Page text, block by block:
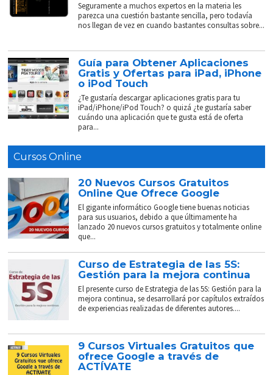
Seguramente a muchos expertos en la materia les
parezca una cuestión bastante sencilla, pero todavía
nos llegan de vez en cuando bastantes consultas sobre...
Guía para Obtener Aplicaciones
Gratis y Ofertas para iPad, iPhone
o iPod Touch
¿Te gustaría descargar aplicaciones gratis para tu
iPad/iPhone/iPod Touch? o quizá ¿te gustaría saber
cuándo una aplicación que te gusta está de oferta
para...
Cursos Online
20 Nuevos Cursos Gratuitos
Online Que Ofrece Google
El gigante informático Google tiene buenas noticias
para sus usuarios, debido a que últimamente ha
lanzado 20 nuevos cursos gratuitos y totalmente online
que...
Curso de Estrategia de las 5S:
Gestión para la mejora continua
El presente curso de Estrategia de las 5S: Gestión para la
mejora continua, se desarrollará por capítulos extraídos
de experiencias realizadas de diferentes autores....
9 Cursos Virtuales Gratuitos que
ofrece Google a través de
ACTÍVATE